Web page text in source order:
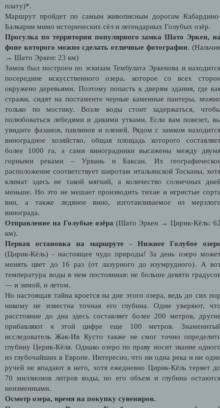
плату)*.
Маршрут пройдет по самым живописным дорогам
Балкарии мимо исторических сёл и легендарных Голубых озёр.
Прогулка по территории популярного замка Шато Эркен,
фоне которого можно сделать отличные фотографии.
→ Шато Эркен: 23 км)
Замок был построен по эскизам Тембулата Эркенова и
посередине искусственного озера, которое со всех
окружено деревьями. Поэтому попасть к дверям здания, где
стражи, сидят на постаменте черные каменные пантеры,
только по мостику. Возле воды стоит задержаться,
полюбоваться лебедями и дикими утками. Если вам повезет,
увидите фазанов, павлинов и оленей. Рядом с замком
виноградное хозяйство, общая площадь которого
более 1000 га, а сами виноградники высажены между
горными реками – Урвань и Баксан. Их
расположение соответствует широтам итальянской Тосканы,
климат здесь не такой мягкий, а количество солнечных
меньше. Но это не мешает производить тихие и игристые
вин, а также ледяное вино, изготавливаемое из
винограда.
Отправление на Голубые озёра (Шато Эркен → Цирик-Кёль:
км).
Первая остановка на маршруте - Нижнее Голубое
(Цирик-Кёль) - настоящее чудо природы! За день озеро
менять цвет до 16 раз (от лазурного до изумрудного). А
температура воды в нем постоянная: не больше девяти
— и зимой, и летом.
Но настоящая тайна кроется на дне этого озера, ведь до сих
никому не известна точная его глубина. Одни уверяют,
расстояние до дна здесь составляет более 200 метров,
прибавляют к этой цифре еще 100 метров.
исследователь Жак-Ив Кусто также не смог точно
глубину Церик-Кёля. Однако озеро по праву носит звание
из глубочайших в Европе. Интересно, что ни одна река и ни
ручей не впадают в него, хотя ежедневно Цирик-Кёль теряет
70 миллионов литров воды, но его объем и глубина
неизменными.
Осмотр озера, время на покупку сувениров.